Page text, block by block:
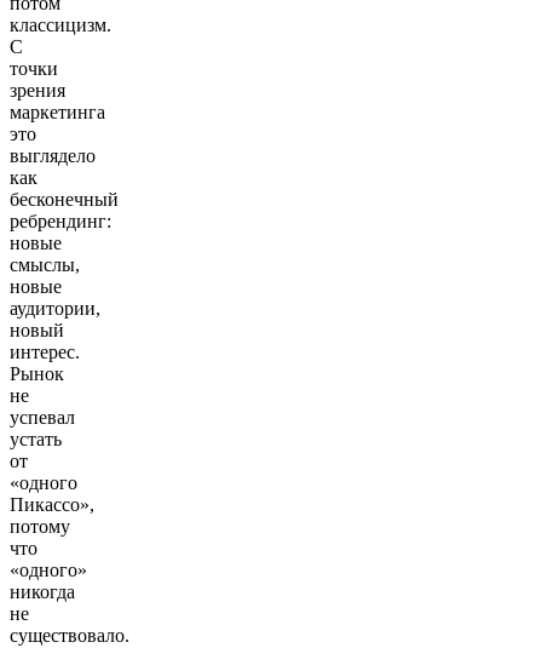
классицизм.
С
точки
зрения
маркетинга
это
выглядело
как
бесконечный
ребрендинг:
новые
смыслы,
новые
аудитории,
новый
интерес.
Рынок
не
успевал
устать
от
«одного
Пикассо»,
потому
что
«одного»
никогда
не
существовало.